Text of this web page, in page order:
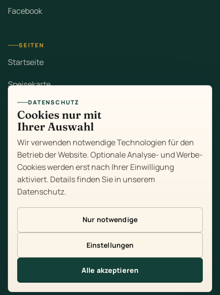
Facebook
SEITEN
Startseite
Speisekarte
Mittagstisch
Zum Mitnehmen
Feiern
Über uns
Kontakt
Cookie-Einstellungen
Tisch reservieren
DATENSCHUTZ
Cookies nur mit
Ihrer Auswahl
Wir verwenden notwendige Technologien für den
Betrieb der Website. Optionale Analyse- und Werbe-
Cookies werden erst nach Ihrer Einwilligung
aktiviert. Details finden Sie in unserem
Datenschutz.
Nur notwendige
Einstellungen
Alle akzeptieren